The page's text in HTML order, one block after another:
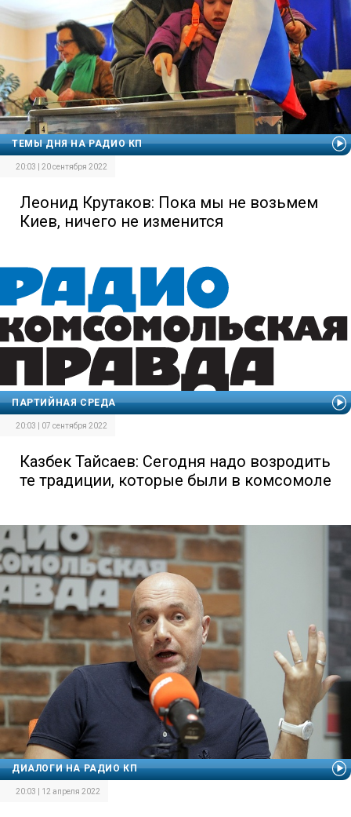
ТЕМЫ ДНЯ НА РАДИО КП
20:03 | 20 сентября 2022
Леонид Крутаков: Пока мы не возьмем
Киев, ничего не изменится
ПАРТИЙНАЯ СРЕДА
20:03 | 07 сентября 2022
Казбек Тайсаев: Сегодня надо возродить
те традиции, которые были в комсомоле
ДИАЛОГИ НА РАДИО КП
20:03 | 12 апреля 2022